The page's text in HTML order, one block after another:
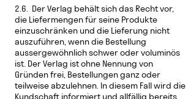
2.6. Der Verlag behält sich das Recht vor,
die Liefermengen für seine Produkte
einzuschränken und die Lieferung nicht
auszuführen, wenn die Bestellung
aussergewöhnlich schwer oder voluminös
ist. Der Verlag ist ohne Nennung von
Gründen frei, Bestellungen ganz oder
teilweise abzulehnen. In diesem Fall wird die